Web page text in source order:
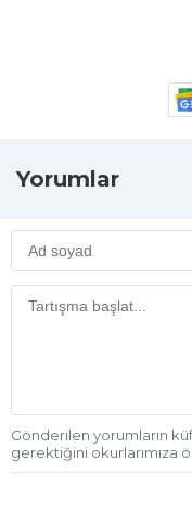
Yorumlar
Gönderilen yorumların
gerektiğini okurlarımıza